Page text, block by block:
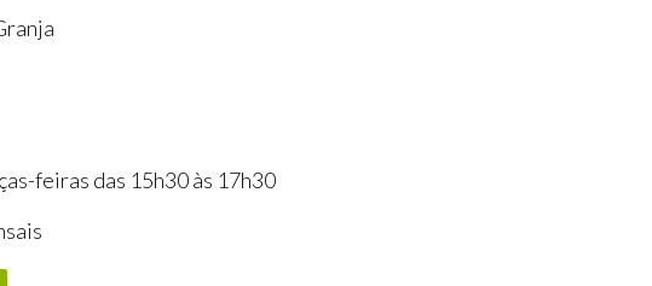
feiras das 15h30 às 17h30